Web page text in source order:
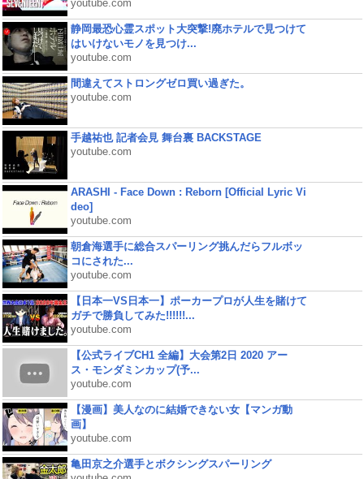
youtube.com
静岡最恐心霊スポット大突撃!廃ホテルで見つけて
はいけないモノを見つけ...
youtube.com
間違えてストロングゼロ買い過ぎた。
youtube.com
手越祐也 記者会見 舞台裏 BACKSTAGE
youtube.com
ARASHI - Face Down : Reborn [Official Lyric Vi
deo]
youtube.com
朝倉海選手に総合スパーリング挑んだらフルボッ
コにされた...
youtube.com
【日本一VS日本一】ポーカープロが人生を賭けて
ガチで勝負してみた!!!!!!...
youtube.com
【公式ライブCH1 全編】大会第2日 2020 アー
ス・モンダミンカップ(予...
youtube.com
【漫画】美人なのに結婚できない女【マンガ動
画】
youtube.com
亀田京之介選手とボクシングスパーリング